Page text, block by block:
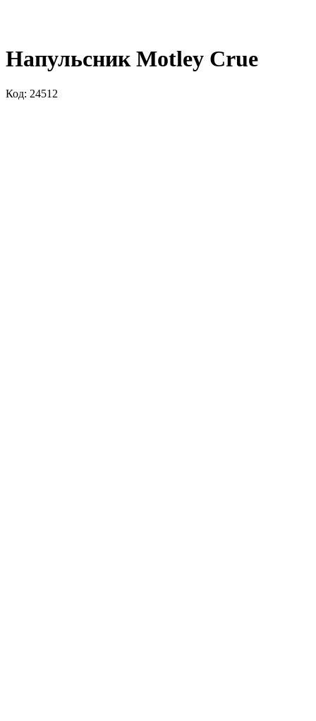
Напульсник Motley Crue
Код: 24512